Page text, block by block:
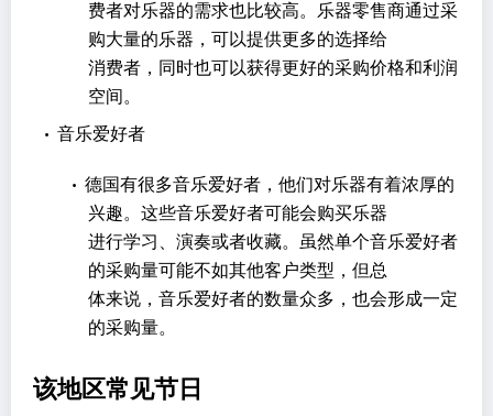
费者对乐器的需求也比较高。乐器零售商通过采
购大量的乐器，可以提供更多的选择给
消费者，同时也可以获得更好的采购价格和利润
空间。
• 音乐爱好者
• 德国有很多音乐爱好者，他们对乐器有着浓厚的
兴趣。这些音乐爱好者可能会购买乐器
进行学习、演奏或者收藏。虽然单个音乐爱好者
的采购量可能不如其他客户类型，但总
体来说，音乐爱好者的数量众多，也会形成一定
的采购量。
该地区常见节日